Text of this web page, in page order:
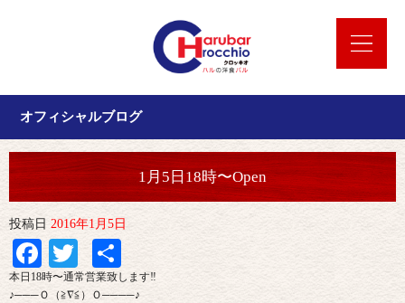
オフィシャルブログ
1月5日18時〜Open
投稿日 2016年1月5日
Facebook
Twitter
有
本日18時〜通常営業致します‼︎
♪───Ｏ（≧∇≦）Ｏ────♪